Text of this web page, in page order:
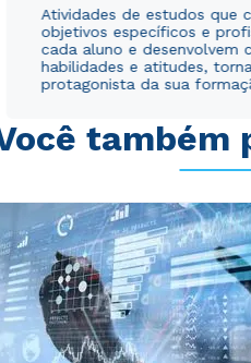
Atividades de estudos que
objetivos específicos e
cada aluno e desenvolvem
habilidades e atitudes,
protagonista da sua
também
WhatsApp
Estou de acordo com a
autorizo que meus
envio de conteúdos da
WhatsApp
Estou de acordo com a
autorizo que meus
envio de conteúdos da